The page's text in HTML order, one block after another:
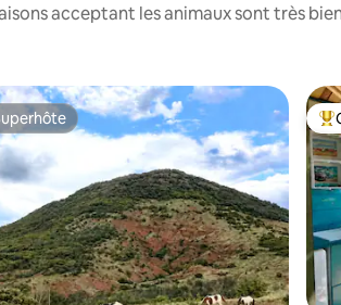
acceptant les animaux sont très